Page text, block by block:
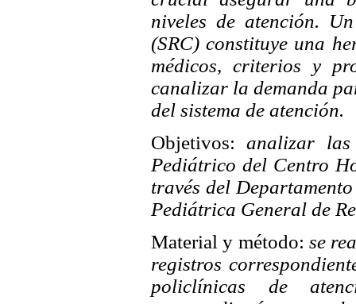
niveles de atención.
(SRC) constituye una
médicos, criterios y
canalizar la demanda
del sistema de atención.
Objetivos:
analizar las
Pediátrico del Centro
través del
Pediátrica General de
Material y método: se
registros
policlínicas de